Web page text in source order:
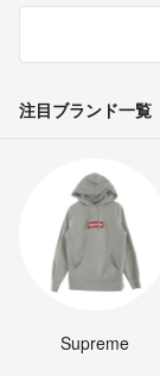
注目ブランド一覧
Supreme